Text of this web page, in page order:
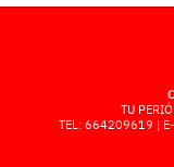
TU
TEL: 664209619 |